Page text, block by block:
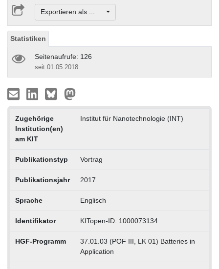
Exportieren als ...
Statistiken
Seitenaufrufe: 126
seit 01.05.2018
Zugehörige
Institution(en)
am KIT
Institut für Nanotechnologie (INT)
Publikationstyp Vortrag
Publikationsjahr 2017
Sprache Englisch
Identifikator KITopen-ID: 1000073134
HGF-Programm
37.01.03 (POF III, LK 01) Batteries in
Application